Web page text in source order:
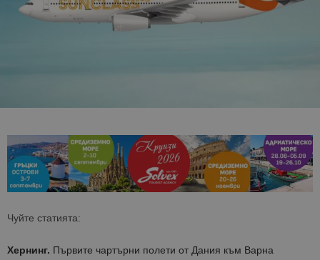
Чуйте статията:
Хернинг. Първите чартърни полети от Дания към Варна